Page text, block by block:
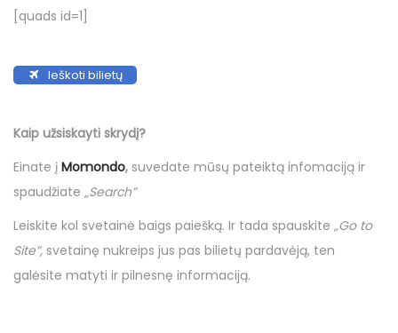
[quads id=1]
Ieškoti bilietų
Kaip užsiskayti skrydį?
Einate į Momondo, suvedate mūsų pateiktą infomaciją ir
spaudžiate „Search”
Leiskite kol svetainė baigs paiešką. Ir tada spauskite „Go to
Site”, svetainę nukreips jus pas bilietų pardavėją, ten
galėsite matyti ir pilnesnę informaciją.